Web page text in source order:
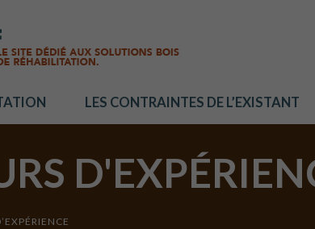
LES CONTRAINTES DE L’EXISTANT